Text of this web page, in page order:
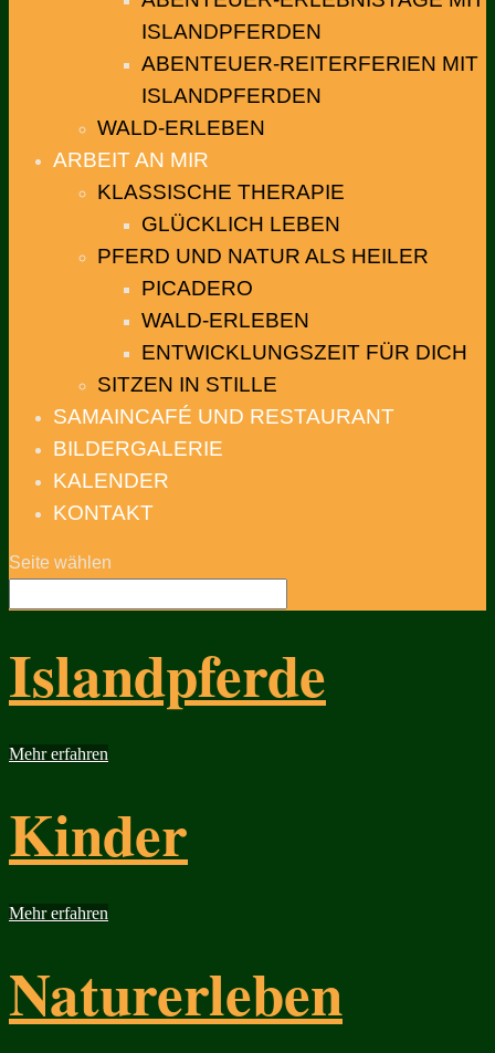
ISLANDPFERDEN
ABENTEUER-REITERFERIEN MIT
ISLANDPFERDEN
WALD-ERLEBEN
ARBEIT AN MIR
KLASSISCHE THERAPIE
GLÜCKLICH LEBEN
PFERD UND NATUR ALS HEILER
PICADERO
WALD-ERLEBEN
ENTWICKLUNGSZEIT FÜR DICH
SITZEN IN STILLE
SAMAINCAFÉ UND RESTAURANT
BILDERGALERIE
KALENDER
KONTAKT
Seite wählen
Islandpferde
Mehr erfahren
Kinder
Mehr erfahren
Naturerleben